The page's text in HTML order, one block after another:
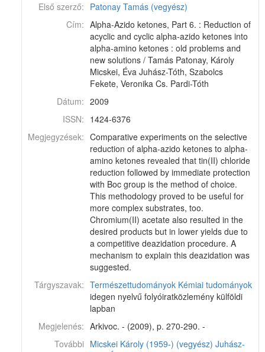
Első szerző: Patonay Tamás (vegyész)
Cím: Alpha-Azido ketones, Part 6. : Reduction of
acyclic and cyclic alpha-azido ketones into
alpha-amino ketones : old problems and
new solutions / Tamás Patonay, Károly
Micskei, Éva Juhász-Tóth, Szabolcs
Fekete, Veronika Cs. Pardi-Tóth
Dátum: 2009
ISSN: 1424-6376
Megjegyzések: Comparative experiments on the selective
reduction of alpha-azido ketones to alpha-
amino ketones revealed that tin(II) chloride
reduction followed by immediate protection
with Boc group is the method of choice.
This methodology proved to be useful for
more complex substrates, too.
Chromium(II) acetate also resulted in the
desired products but in lower yields due to
a competitive deazidation procedure. A
mechanism to explain this deazidation was
suggested.
Tárgyszavak: Természettudományok Kémiai tudományok
idegen nyelvű folyóiratközlemény külföldi
lapban
Megjelenés: Arkivoc. - (2009), p. 270-290. -
További Micskei Károly (1959-) (vegyész) Juhász-